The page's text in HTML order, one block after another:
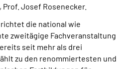
Prof. Josef Rosenecker.
richtet die national wie
zweitägige Fachveranstaltung
seit mehr als drei
zu den renommiertesten und